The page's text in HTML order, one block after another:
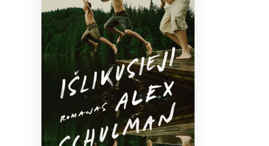
Bibliotekoms
+370 667 80 541